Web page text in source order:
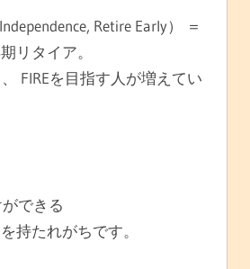
Retire Early） ＝
リタイア。
FIREを目指す人が増えてい
できる
持たれがちです。